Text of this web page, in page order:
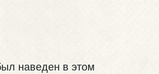
наведен в этом